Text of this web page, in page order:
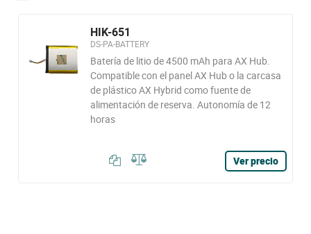
HIK-651
DS-PA-BATTERY
Batería de litio de 4500 mAh para AX Hub.
Compatible con el panel AX Hub o la carcasa
de plástico AX Hybrid como fuente de
alimentación de reserva. Autonomía de 12
horas
Ver precio